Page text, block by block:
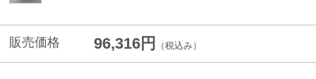
販売価格 96,316円 （税込み）